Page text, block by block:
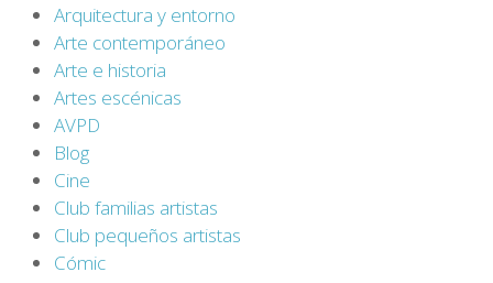
Arquitectura y entorno
Arte contemporáneo
Arte e historia
Artes escénicas
AVPD
Blog
Cine
Club familias artistas
Club pequeños artistas
Cómic